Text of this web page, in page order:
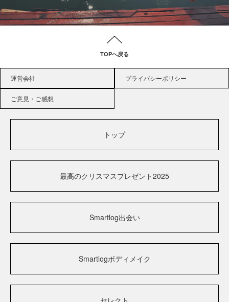
TOPへ戻る
運営会社 プライバシーポリシー
ご意見・ご感想
トップ
最高のクリスマスプレゼント2025
Smartlog出会い
Smartlogボディメイク